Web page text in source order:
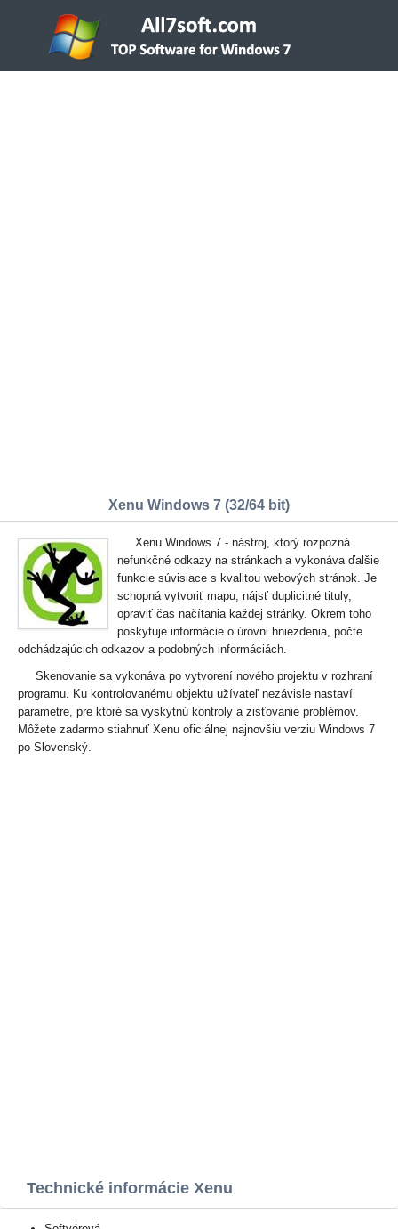
Xenu Windows 7 (32/64 bit)
Xenu Windows 7 - nástroj, ktorý rozpozná
nefunkčné odkazy na stránkach a vykonáva ďalšie
funkcie súvisiace s kvalitou webových stránok. Je
schopná vytvoriť mapu, nájsť duplicitné tituly,
opraviť čas načítania každej stránky. Okrem toho
poskytuje informácie o úrovni hniezdenia, počte
odchádzajúcich odkazov a podobných informáciách.
Skenovanie sa vykonáva po vytvorení nového projektu v rozhraní
programu. Ku kontrolovanému objektu užívateľ nezávisle nastaví
parametre, pre ktoré sa vyskytnú kontroly a zisťovanie problémov.
Môžete zadarmo stiahnuť Xenu oficiálnej najnovšiu verziu Windows 7
po Slovenský.
Technické informácie Xenu